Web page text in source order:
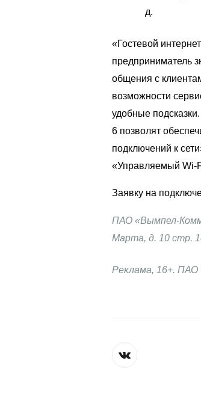
д.
«Гостевой
предприниматель
общения с
возможности
удобные
6 позволят
подключений к
«Управляемый Wi-
Заявку на
ПАО «Вымпел-
Марта, д. 10 стр.
Реклама, 16+. ПАО